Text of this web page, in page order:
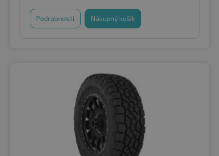
Podrobnosti Nákupný košík